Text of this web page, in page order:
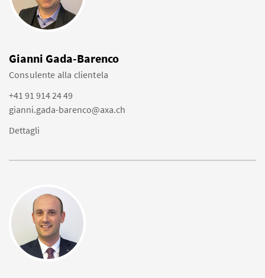
Gianni Gada-Barenco
Consulente alla clientela
+41 91 914 24 49
gianni.gada-barenco@axa.ch
Dettagli